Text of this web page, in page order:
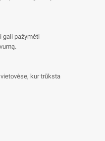
gali pažymėti
kur trūksta